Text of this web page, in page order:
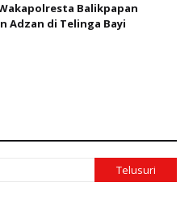
Balikpapan
Adzan di Telinga Bayi